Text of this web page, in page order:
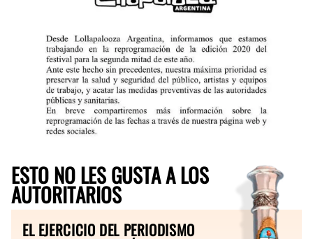
ESTO NO LES GUSTA A LOS
AUTORITARIOS
EL EJERCICIO DEL PERIODISMO